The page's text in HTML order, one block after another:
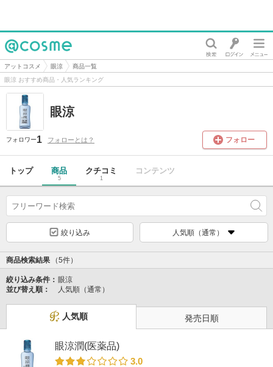
@cosme
アットコスメ 眼涼
商品一覧
眼涼 おすすめ商品・人気ランキング
眼涼
フォロワー1 フォローとは？ フォロー
トップ 商品
5
クチコミ
1
コンテンツ
絞り込み 人気順（通常）
商品検索結果 （5件）
絞り込み条件： 眼涼
並び替え順：
人気順（通常）
人気順 発売日順
眼涼潤(医薬品)
3.0